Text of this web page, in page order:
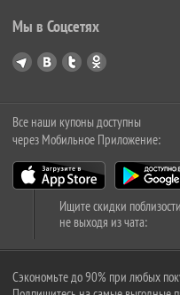
Мы в Соцсетях
Все наши купоны доступны
через Мобильное Приложение:
Ищите скидки
не выходя из чата:
Сэкономьте до 90% при любых